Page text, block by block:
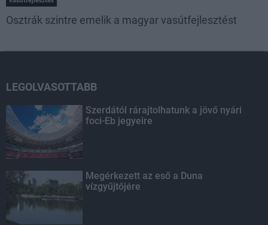
Osztrák szintre emelik a magyar vasútfejlesztést
LEGOLVASOTTABB
Szerdától rárajtolhatunk a jövő nyári
foci-Eb jegyeire
Megérkezett az eső a Duna
vízgyűjtőjére